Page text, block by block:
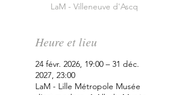
LaM - Villeneuve d'Ascq
Heure et lieu
24 févr. 2026, 19:00 – 31 déc.
2027, 23:00
LaM - Lille Métropole Musée